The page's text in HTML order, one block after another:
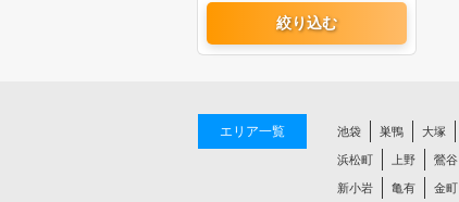
絞り込む
エリア一覧 池袋 巣鴨 大塚
浜松町 上野 鶯谷
新小岩 亀有 金町